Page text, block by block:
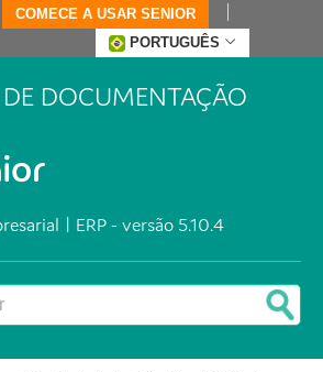
COMECE A USAR SENIOR
PORTUGUÊS
DE DOCUMENTAÇÃO
| ERP - versão 5.10.4